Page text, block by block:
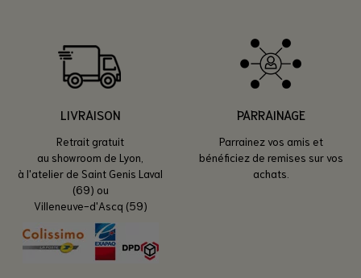
LIVRAISON
Retrait gratuit
au showroom de Lyon,
à l'atelier de Saint Genis Laval
(69) ou
Villeneuve-d'Ascq (59)
PARRAINAGE
Parrainez vos amis et
bénéficiez de remises sur vos
achats.